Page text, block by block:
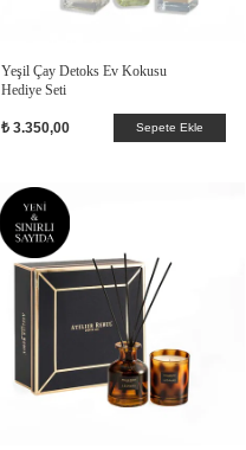
Yeşil Çay Detoks Ev Kokusu
Hediye Seti
₺ 3.350,00 Sepete Ekle